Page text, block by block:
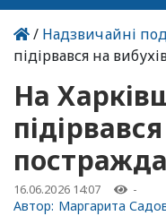
/ Надзвичайні
підірвався на
На
16.06.2026 14:07 -
Автор: Маргарита